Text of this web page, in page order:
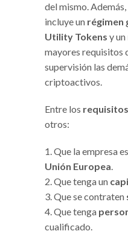
del mismo.
incluye un régimen
Utility Tokens y un
mayores requisitos
supervisión las
criptoactivos.
Entre los requisitos
otros:
Que la empresa
Unión Europea.
Que tenga un
Que se contraten
Que tenga
cualificado.